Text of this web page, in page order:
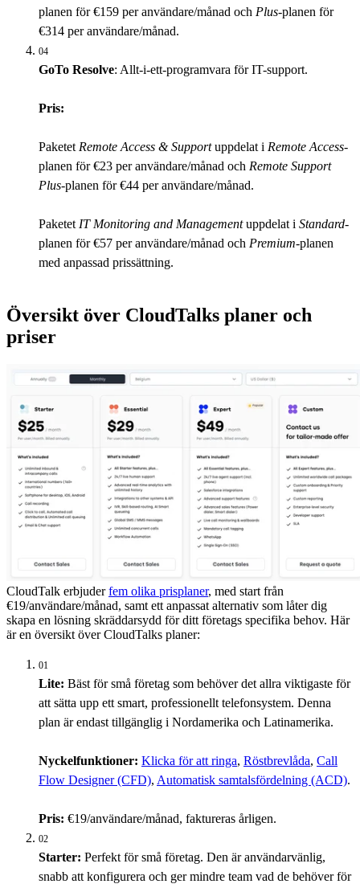
planen för €159 per användare/månad och Plus-planen för
€314 per användare/månad.
04
GoTo Resolve: Allt-i-ett-programvara för IT-support.
Pris:
Paketet Remote Access & Supportuppdelat i Remote Access-
planen för €23 per användare/månad och Remote Support
Plus-planen för €44 per användare/månad.
Paketet IT Monitoring and Managementuppdelat i Standard-
planen för €57 per användare/månad och Premium-planen
med anpassad prissättning.
Översikt över CloudTalks planer och
priser
CloudTalk erbjuderfem olika prisplaner, med start från
€19/användare/månad, samt ett anpassat alternativ som låter dig
skapa en lösning skräddarsydd för ditt företags specifika behov. Här
är en översikt över CloudTalks planer:
01
Lite: Bäst för små företag som behöver det allra viktigaste för
att sätta upp ett smart, professionellt telefonsystem. Denna
plan är endast tillgänglig i Nordamerika och Latinamerika.
Nyckelfunktioner: Klicka för att ringa, Röstbrevlåda, Call
Flow Designer (CFD), Automatisk samtalsfördelning (ACD).
Pris: €19/användare/månad, faktureras årligen.
02
Starter: Perfekt för små företag. Den är användarvänlig,
snabb att konfigurera och ger mindre team vad de behöver för